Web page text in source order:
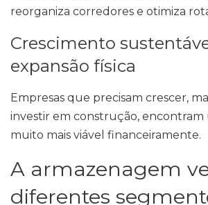
reorganiza corredores e otimiza
Crescimento
expansão física
Empresas que precisam crescer,
investir em construção,
muito mais viável financeiramente.
A armazenagem
diferentes